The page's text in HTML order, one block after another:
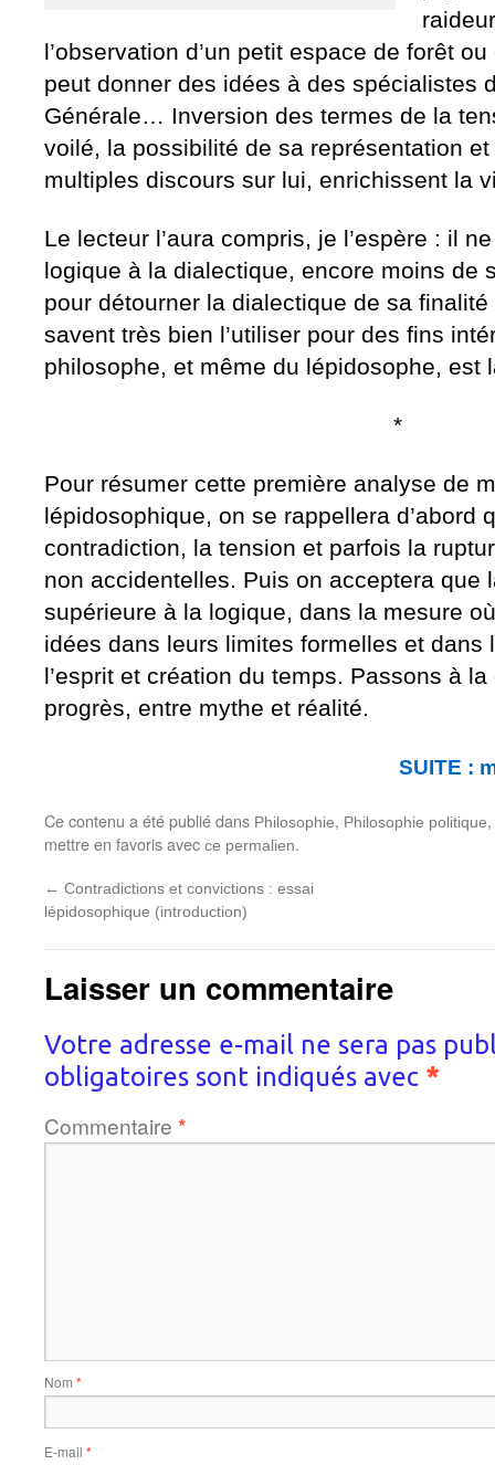
l’observation d’un petit espace de forêt
peut donner des idées à des spécialistes
Générale… Inversion des termes de la
voilé, la possibilité de sa représentation
multiples discours sur lui, enrichissent la
Le lecteur l’aura compris, je l’espère : il
logique à la dialectique, encore moins de
pour détourner la dialectique de sa
savent très bien l’utiliser pour des fins
philosophe, et même du lépidosophe, est
*
Pour résumer cette première analyse de
lépidosophique, on se rappellera d’abord
contradiction, la tension et parfois la
non accidentelles. Puis on acceptera que
supérieure à la logique, dans la mesure
idées dans leurs limites formelles et dans
l’esprit et création du temps. Passons à
progrès, entre mythe et réalité.
SUITE :
Ce contenu a été publié dans Philosophie, Philosophie politique,
mettre en favoris avec ce permalien.
← Contradictions et convictions : essai
lépidosophique (introduction)
Laisser un commentaire
Votre adresse e-mail ne sera pas
obligatoires sont indiqués avec *
Commentaire *
Nom *
E-mail *